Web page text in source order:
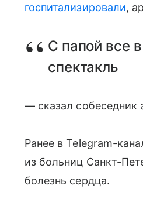
госпитализировали,
С папой все
спектакль
— сказал собеседник
Ранее в Telegram-
из больниц Санкт-
болезнь сердца.